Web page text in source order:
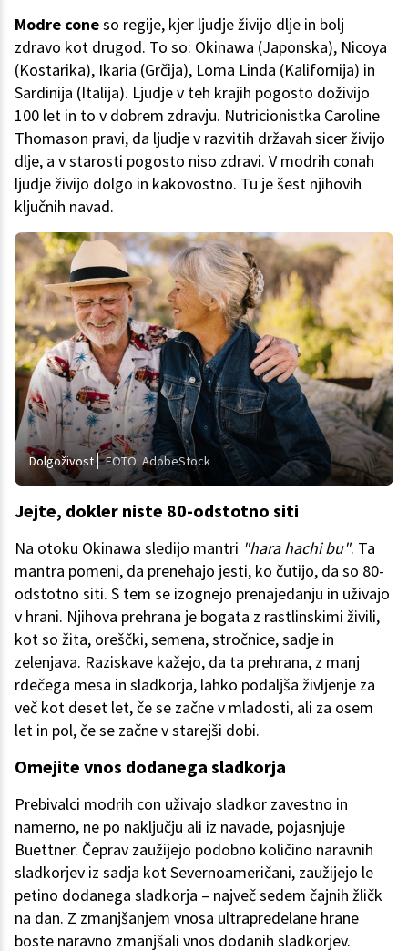
Modre coneso regije, kjer ljudje živijo dlje in bolj
zdravo kot drugod. To so: Okinawa (Japonska), Nicoya
(Kostarika), Ikaria (Grčija), Loma Linda (Kalifornija) in
Sardinija (Italija). Ljudje v teh krajih pogosto doživijo
100 let in to v dobrem zdravju. Nutricionistka Caroline
Thomason pravi, da ljudje v razvitih državah sicer živijo
dlje, a v starosti pogosto niso zdravi. V modrih conah
ljudje živijo dolgo in kakovostno. Tu je šest njihovih
ključnih navad.
Dolgoživost FOTO: AdobeStock
Jejte, dokler niste 80-odstotno siti
Na otoku Okinawa sledijo mantri "hara hachi bu". Ta
mantra pomeni, da prenehajo jesti, ko čutijo, da so 80-
odstotno siti. S tem se izognejo prenajedanju in uživajo
v hrani. Njihova prehrana je bogata z rastlinskimi živili,
kot so žita, oreščki, semena, stročnice, sadje in
zelenjava. Raziskave kažejo, da ta prehrana, z manj
rdečega mesa in sladkorja, lahko podaljša življenje za
več kot deset let, če se začne v mladosti, ali za osem
let in pol, če se začne v starejši dobi.
Omejite vnos dodanega sladkorja
Prebivalci modrih con uživajo sladkor zavestno in
namerno, ne po naključju ali iz navade, pojasnjuje
Buettner. Čeprav zaužijejo podobno količino naravnih
sladkorjev iz sadja kot Severnoameričani, zaužijejo le
petino dodanega sladkorja – največ sedem čajnih žličk
na dan. Z zmanjšanjem vnosa ultrapredelane hrane
boste naravno zmanjšali vnos dodanih sladkorjev.